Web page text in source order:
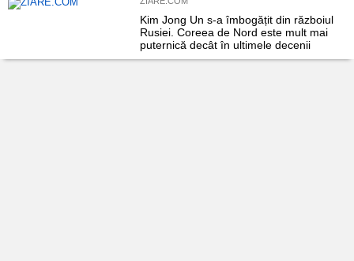
Kim Jong Un s-a îmbogățit din războiul
Rusiei. Coreea de Nord este mult mai
puternică decât în ultimele decenii